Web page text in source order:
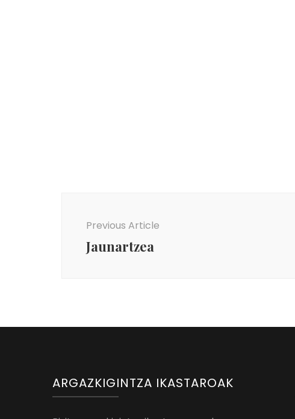
Previous Article
Jaunartzea
ARGAZKIGINTZA IKASTAROAK